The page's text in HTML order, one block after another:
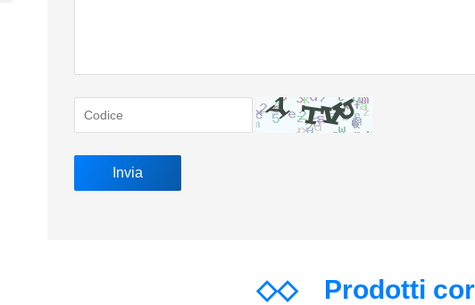
◇◇Prodotti